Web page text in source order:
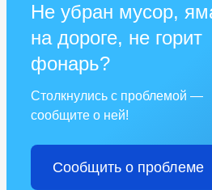
Не убран мусор,
на дороге, не горит
фонарь?
Столкнулись с проблемой —
сообщите о ней!
Сообщить о проблеме